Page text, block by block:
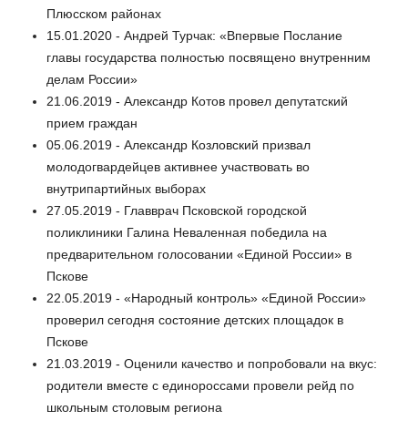
Плюсском районах
15.01.2020 - Андрей Турчак: «Впервые Послание
главы государства полностью посвящено внутренним
делам России»
21.06.2019 - Александр Котов провел депутатский
прием граждан
05.06.2019 - Александр Козловский призвал
молодогвардейцев активнее участвовать во
внутрипартийных выборах
27.05.2019 - Главврач Псковской городской
поликлиники Галина Неваленная победила на
предварительном голосовании «Единой России» в
Пскове
22.05.2019 - «Народный контроль» «Единой России»
проверил сегодня состояние детских площадок в
Пскове
21.03.2019 - Оценили качество и попробовали на вкус:
родители вместе с единороссами провели рейд по
школьным столовым региона